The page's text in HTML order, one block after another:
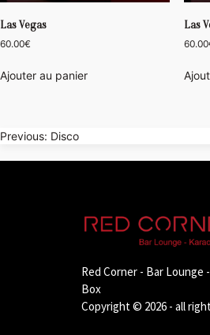
Las Vegas
60.00€
Ajouter au panier
Las
60.00
Navigation
de
Previous: Disco
Red Corner - Bar Lounge
Box
Copyright © 2026 - all